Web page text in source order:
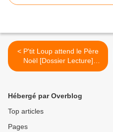
< P'tit Loup attend le Père
Noël [Dossier Lecture]
[Loup][Noël][Maternelle]
Hébergé par Overblog
Top articles
Pages